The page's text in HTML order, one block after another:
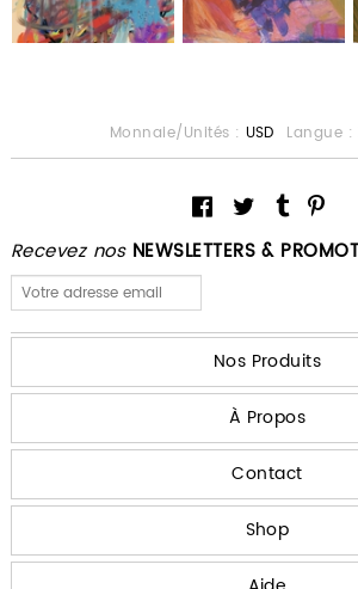
Recevez nos NEWSLETTERS &
Monnaie/Unités : USD Langue :
Nos Produits
À Propos
Contact
Shop